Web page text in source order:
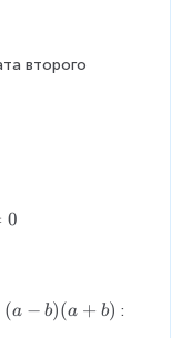
второго
0
(a − b)(a + b) :